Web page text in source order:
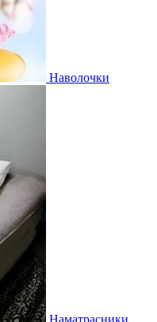
Наволочки
Наматрасники